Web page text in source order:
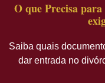
O que Precisa
Saiba quais
dar entrada no